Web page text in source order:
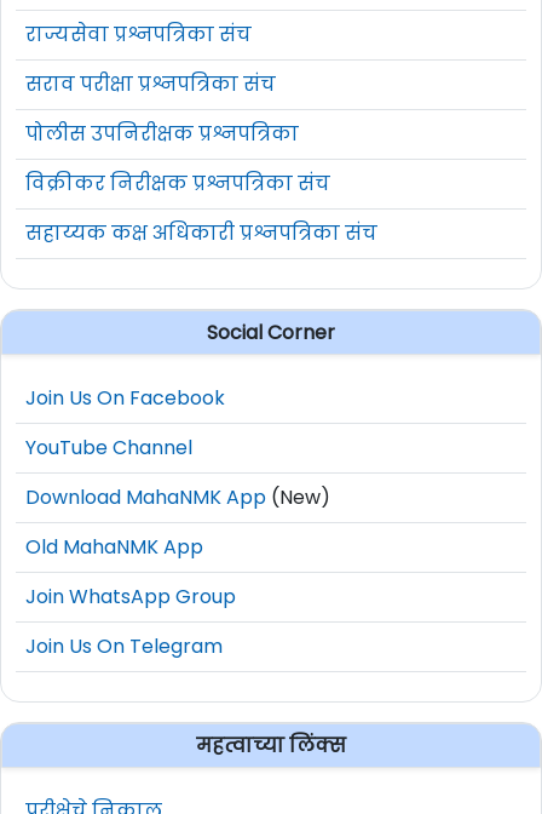
राज्यसेवा प्रश्नपत्रिका संच
सराव परीक्षा प्रश्नपत्रिका संच
पोलीस उपनिरीक्षक प्रश्नपत्रिका
विक्रीकर निरीक्षक प्रश्नपत्रिका संच
सहाय्यक कक्ष अधिकारी प्रश्नपत्रिका संच
Social Corner
Join Us On Facebook
YouTube Channel
Download MahaNMK App (New)
Old MahaNMK App
Join WhatsApp Group
Join Us On Telegram
महत्वाच्या लिंक्स